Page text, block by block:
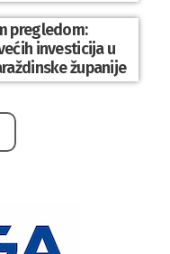
pregledom:
investicija u
županije